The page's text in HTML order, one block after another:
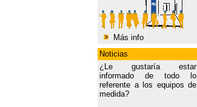
Más info
Noticias
¿Le gustaría estar
informado de todo lo
referente a los equipos de
medida?